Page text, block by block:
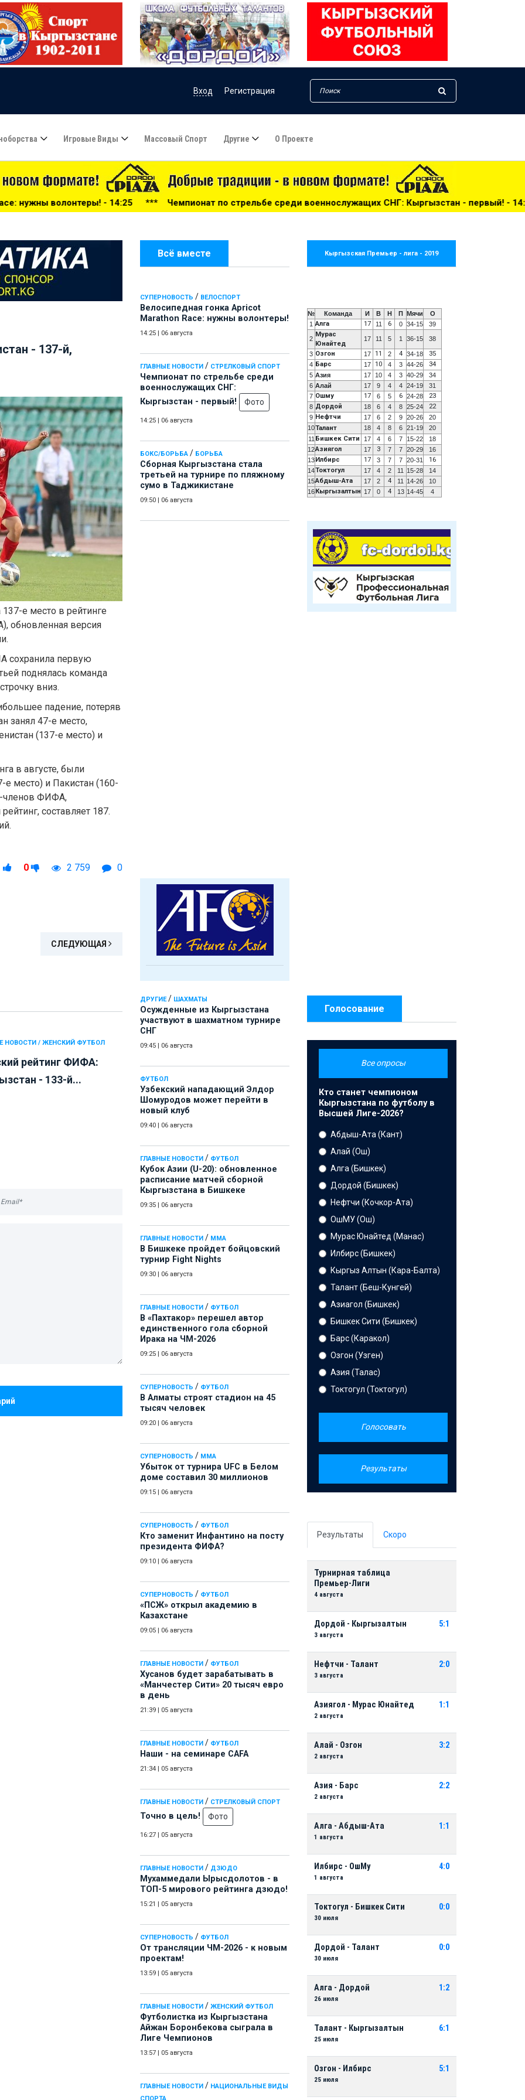
Вход Регистрация
Игровые Виды Массовый Спорт Другие О Проекте
14:25 ***Чемпионат по стрельбе среди военнослужащих СНГ: Кыргызстан - первый! - 14:25 *** Сборная
Всё вместе
СУПЕРНОВОСТЬ / ВЕЛОСПОРТ
Велосипедная гонка Apricot
Marathon Race: нужны волонтеры!
14:25 06 августа
ГЛАВНЫЕ НОВОСТИ / СТРЕЛКОВЫЙ СПОРТ
Чемпионат по стрельбе среди
военнослужащих СНГ:
Кыргызстан - первый!
Фото
14:25 06 августа
БОКС/БОРЬБА / БОРЬБА
Сборная Кыргызстана стала
третьей на турнире по пляжному
сумо в Таджикистане
09:50 06 августа
ДРУГИЕ/ ШАХМАТЫ
Осужденные из Кыргызстана
участвуют в шахматном турнире
СНГ
09:45 06 августа
ФУТБОЛ
Узбекский нападающий Элдор
Шомуродов может перейти в
новый клуб
09:40 06 августа
ГЛАВНЫЕ НОВОСТИ / ФУТБОЛ
Кубок Азии (U-20): обновленное
расписание матчей сборной
Кыргызстана в Бишкеке
09:35 06 августа
ГЛАВНЫЕ НОВОСТИ / ММА
В Бишкеке пройдет бойцовский
турнир Fight Nights
09:30 06 августа
ГЛАВНЫЕ НОВОСТИ / ФУТБОЛ
В «Пахтакор» перешел автор
единственного гола сборной
Ирака на ЧМ-2026
09:25 06 августа
СУПЕРНОВОСТЬ / ФУТБОЛ
В Алматы строят стадион на 45
тысяч человек
09:20 06 августа
СУПЕРНОВОСТЬ / ММА
Убыток от турнира UFC в Белом
доме составил 30 миллионов
09:15 06 августа
СУПЕРНОВОСТЬ / ФУТБОЛ
Кто заменит Инфантино на посту
президента ФИФА?
09:10 06 августа
СУПЕРНОВОСТЬ / ФУТБОЛ
«ПСЖ» открыл академию в
Казахстане
09:05 06 августа
ГЛАВНЫЕ НОВОСТИ / ФУТБОЛ
Хусанов будет зарабатывать в
«Манчестер Сити» 20 тысяч евро
в день
21:39 05 августа
ГЛАВНЫЕ НОВОСТИ / ФУТБОЛ
Наши - на семинаре СAFA
21:34 05 августа
ГЛАВНЫЕ НОВОСТИ / СТРЕЛКОВЫЙ СПОРТ
Точно в цель! Фото
16:27 05 августа
ГЛАВНЫЕ НОВОСТИ / ДЗЮДО
Мухаммедали Ырысдолотов - в
ТОП-5 мирового рейтинга дзюдо!
15:21 05 августа
СУПЕРНОВОСТЬ / ФУТБОЛ
От трансляции ЧМ-2026 - к новым
проектам!
13:59 05 августа
ГЛАВНЫЕ НОВОСТИ / ЖЕНСКИЙ ФУТБОЛ
Футболистка из Кыргызстана
Айжан Боронбекова сыграла в
Лиге Чемпионов
13:57 05 августа
ГЛАВНЫЕ НОВОСТИ / НАЦИОНАЛЬНЫЕ ВИДЫ
- 137-й,
е место в рейтинге
обновленная версия
сохранила первую
поднялась команда
вниз.
падение, потеряв
занял 47-е место,
(137-е место) и
в августе, были
место) и Пакистан (160-
членов ФИФА,
составляет 187.
0 2 759 0
СЛЕДУЮЩАЯ
НОВОСТИ / ЖЕНСКИЙ ФУТБОЛ
рейтинг ФИФА:
- 133-й...
Кыргызская Премьер - лига - 2019
№ Команда И В Н П Мячи
О
1 Алга 17 11 6 0 34-15 39
2
Мурас
Юнайтед
17 11 5 1 36-15 38
3 Озгон 17 11 2 4 34-18 35
4 Барс 17 10 4 3 44-26 34
5 Азия 17 10 4 3 40-29
34
6 Алай 17 9 4 4 24-19
31
7 Ошму 17 6 5 6 24-28 23
8 Дордой 18 6 4 8 25-24 22
9 Нефтчи 17 6 2 9 20-26
20
10Талант 18 4 8 6 21-19
20
11 Бишкек Сити 17 4 6 7 15-22
18
12Азиягол 17 3 7 7 20-29
16
13 Илбирс 17 3 7 7 20-31 16
14Токтогул 17 4 2 11 15-28
14
15Абдыш-Ата 17 2 4 11 14-26
10
16 Кыргызалтын 17 0 4 13 14-45 4
Голосование
Все опросы
Кто станет чемпионом
Кыргызстана по футболу в
Высшей Лиге-2026?
Абдыш-Ата (Кант)
Алай (Ош)
Алга (Бишкек)
Дордой (Бишкек)
Нефтчи (Кочкор-Ата)
ОшМУ (Ош)
Мурас Юнайтед (Манас)
Илбирс (Бишкек)
Кыргыз Алтын (Кара-Балта)
Талант (Беш-Кунгей)
Азиагол (Бишкек)
Бишкек Сити (Бишкек)
Барс (Каракол)
Озгон (Узген)
Азия (Талас)
Токтогул (Токтогул)
Голосовать
Результаты
Результаты Скоро
Турнирная таблица
Премьер-Лиги
4 августа
Дордой - Кыргызалтын
3 августа
5:1
Нефтчи - Талант
3 августа
2:0
Азиягол - Мурас Юнайтед
2 августа
1:1
Алай - Озгон
2 августа
3:2
Азия - Барс
2 августа
2:2
Алга - Абдыш-Ата
1 августа
1:1
Илбирс - ОшМу
1 августа
4:0
Токтогул - Бишкек Сити
30 июля
0:0
Дордой - Талант
30 июля
0:0
Алга - Дордой
26 июля
1:2
Талант - Кыргызалтын
25 июля
6:1
Озгон - Илбирс
25 июля
5:1